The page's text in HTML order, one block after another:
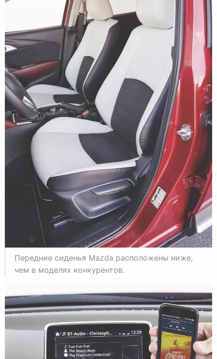
Передние сиденья Mazda расположены ниже,
чем в моделях конкурентов.